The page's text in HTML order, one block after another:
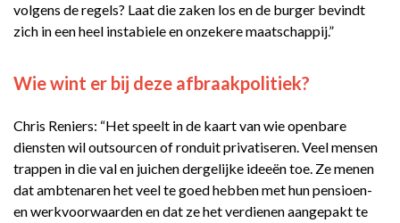
volgens de regels? Laat die zaken los en de burger bevindt
zich in een heel instabiele en onzekere maatschappij.”
Wie wint er bij deze afbraakpolitiek?
Chris Reniers: “Het speelt in de kaart van wie openbare
diensten wil outsourcen of ronduit privatiseren. Veel mensen
trappen in die val en juichen dergelijke ideeën toe. Ze menen
dat ambtenaren het veel te goed hebben met hun pensioen-
en werkvoorwaarden en dat ze het verdienen aangepakt te